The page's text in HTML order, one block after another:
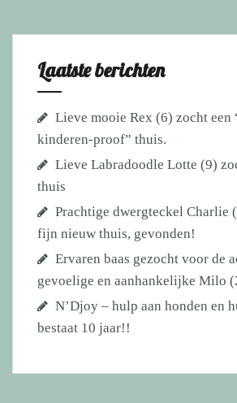
Laatste berichten
Lieve mooie Rex (6) zocht een
kinderen-proof” thuis.
Lieve Labradoodle Lotte (9)
thuis
Prachtige dwergteckel Charlie
fijn nieuw thuis, gevonden!
Ervaren baas gezocht voor de
gevoelige en aanhankelijke Milo
N’Djoy – hulp aan honden en
bestaat 10 jaar!!